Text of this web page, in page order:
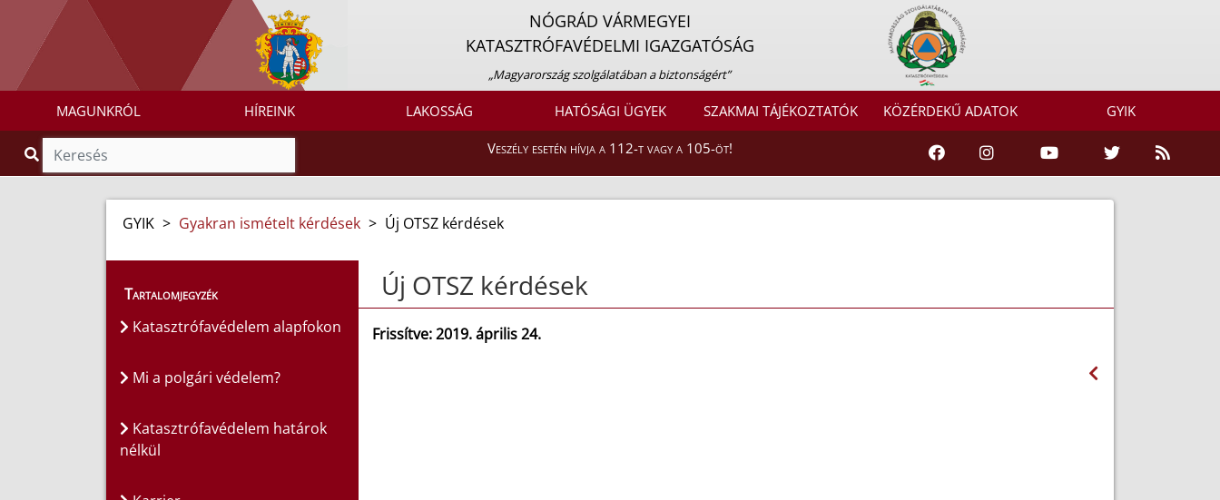
NÓGRÁD VÁRMEGYEI
KATASZTRÓFAVÉDELMI IGAZGATÓSÁG
„Magyarország szolgálatában a biztonságért”
MAGUNKRÓL HÍREINK LAKOSSÁG HATÓSÁGI ÜGYEK SZAKMAI TÁJÉKOZTATÓK KÖZÉRDEKŰ ADATOK GYIK
Veszély esetén hívja a 112-t vagy a 105-öt!
GYIK > Gyakran ismételt kérdések > Új OTSZ kérdések
Tartalomjegyzék
Katasztrófavédelem alapfokon
Mi a polgári védelem?
Katasztrófavédelem határok
nélkül
Új OTSZ kérdések
Frissítve: 2019. április 24.